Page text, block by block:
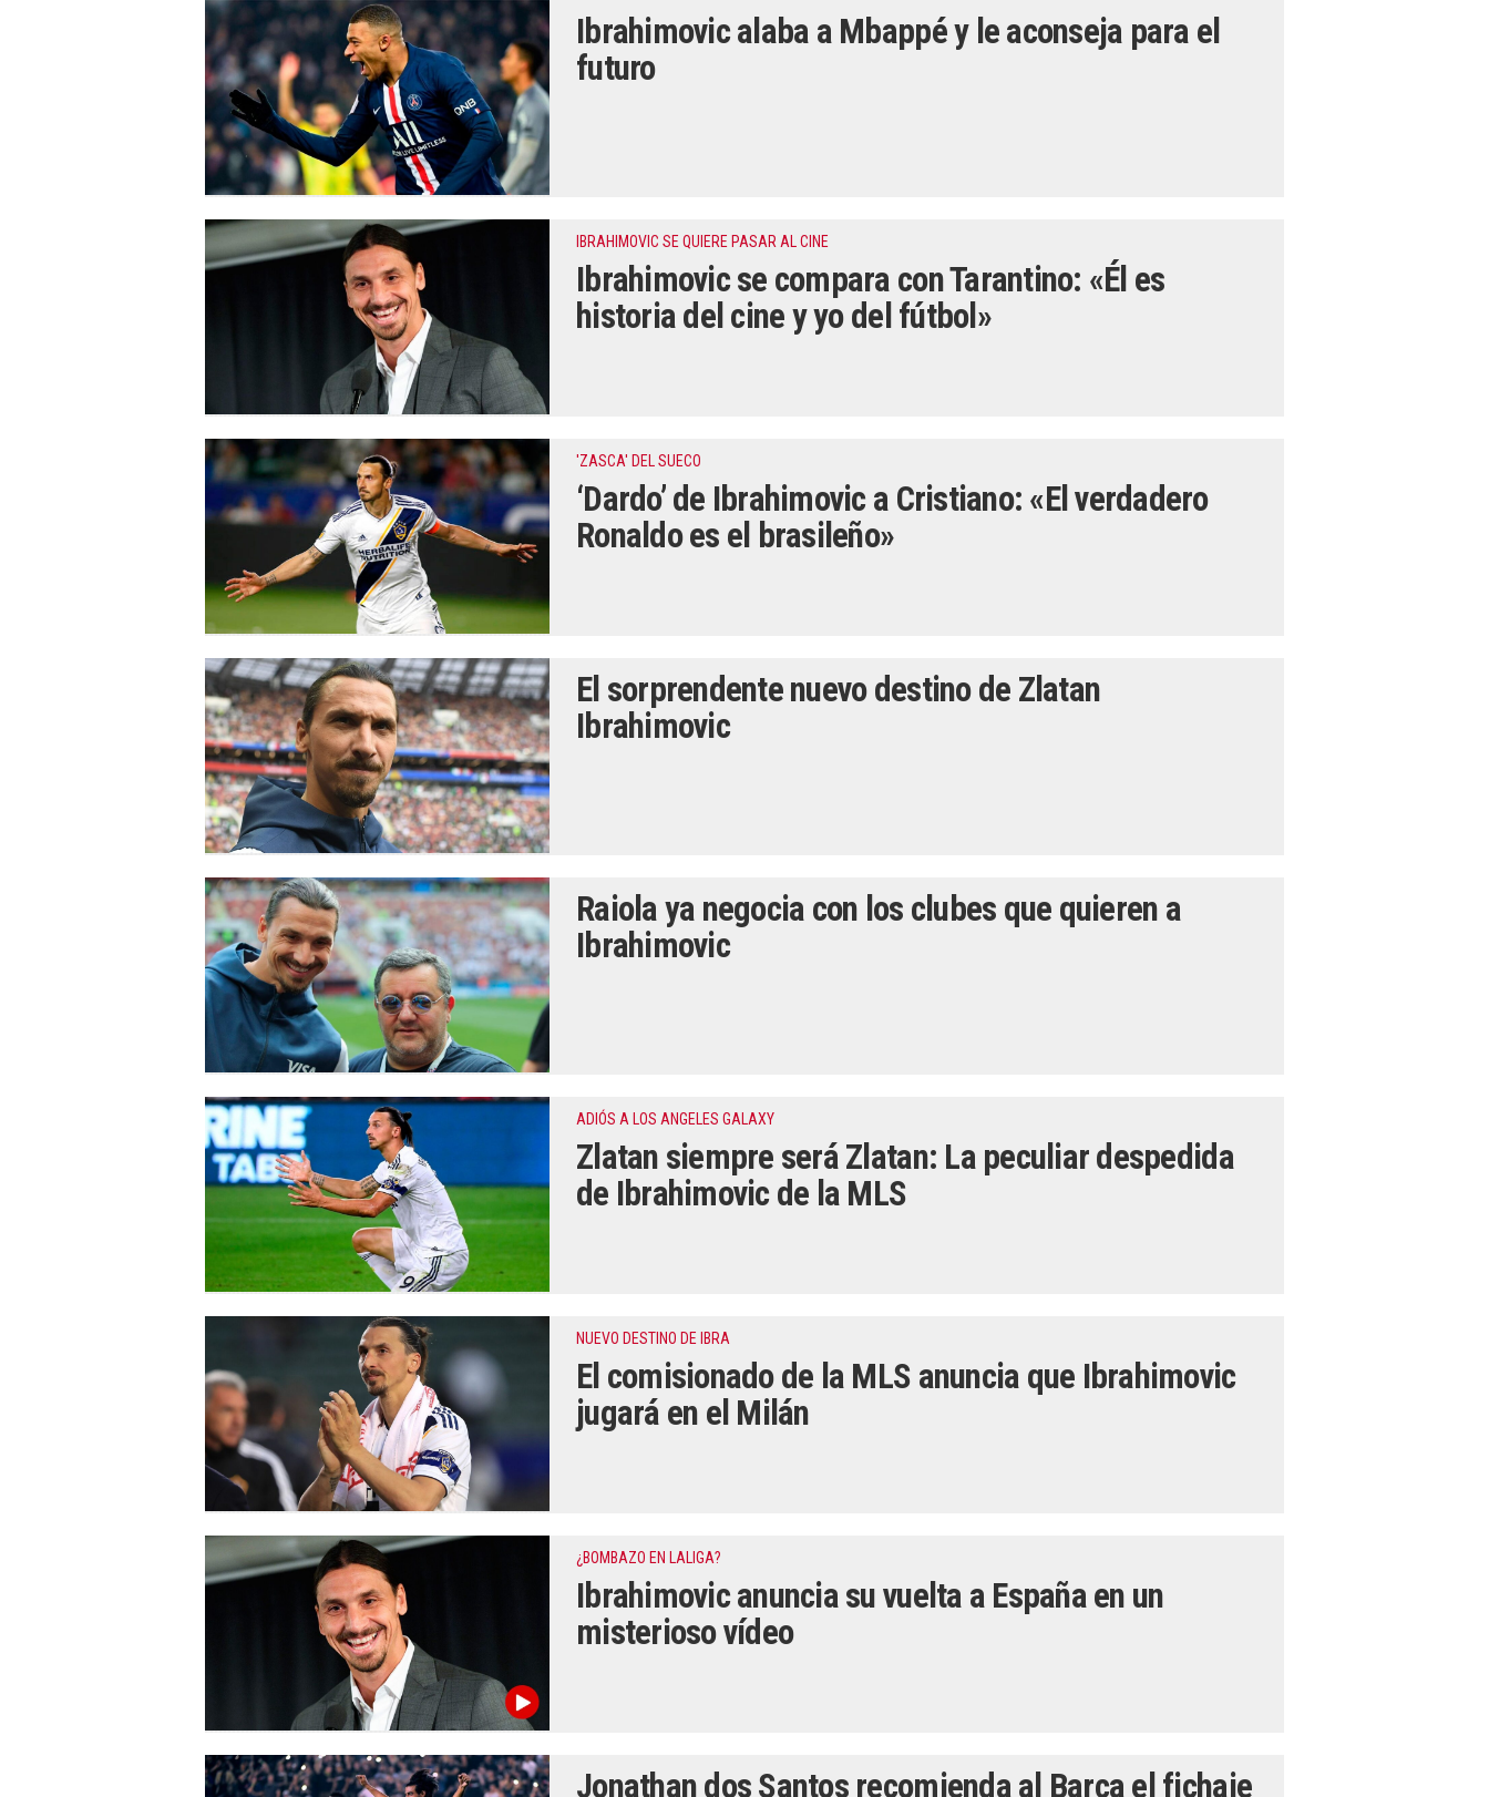
Ibrahimovic alaba a Mbappé y le aconseja para el
futuro
IBRAHIMOVIC SE QUIERE PASAR AL CINE
Ibrahimovic se compara con Tarantino: «Él es
historia del cine y yo del fútbol»
'ZASCA' DEL SUECO
‘Dardo’ de Ibrahimovic a Cristiano: «El verdadero
Ronaldo es el brasileño»
El sorprendente nuevo destino de Zlatan
Ibrahimovic
Raiola ya negocia con los clubes que quieren a
Ibrahimovic
ADIÓS A LOS ANGELES GALAXY
Zlatan siempre será Zlatan: La peculiar despedida
de Ibrahimovic de la MLS
NUEVO DESTINO DE IBRA
El comisionado de la MLS anuncia que Ibrahimovic
jugará en el Milán
¿BOMBAZO EN LALIGA?
Ibrahimovic anuncia su vuelta a España en un
misterioso vídeo
Jonathan dos Santos recomienda al Barça el fichaje